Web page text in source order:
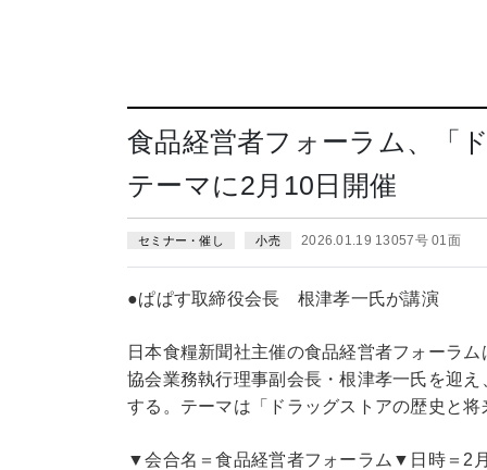
食品経営者フォーラム、「
テーマに2月10日開催
セミナー・催し 小売 2026.01.19 13057号 01面
●ぱぱす取締役会長 根津孝一氏が講演
日本食糧新聞社主催の食品経営者フォーラ
協会業務執行理事副会長・根津孝一氏を迎
する。テーマは「ドラッグストアの歴史と
▼会合名＝食品経営者フォーラム▼日時＝2